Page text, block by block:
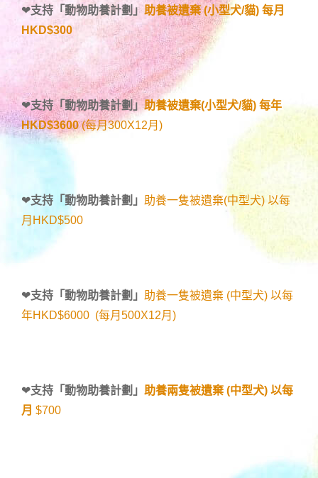
❤支持「動物助養計劃 」助養被遺棄 (小型犬/貓) 每月
HKD$300
❤支持「動物助養計劃 」助養被遺棄(小型犬/貓) 每年
HKD$3600(每月300X12月)
❤支持「動物助養計劃 」 助養一隻被遺棄(中型犬) 以每
月HKD$500
❤支持「動物助養計劃 」 助養一隻被遺棄 (中型犬) 以每
年HKD$6000 (每月500X12月)
❤支持「動物助養計劃 」 助養兩隻被遺棄 (中型犬) 以每
月 $700